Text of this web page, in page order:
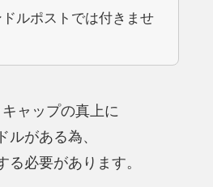
ルポストでは付きませ
ャップの真上に
ルがある為、
る必要があります。